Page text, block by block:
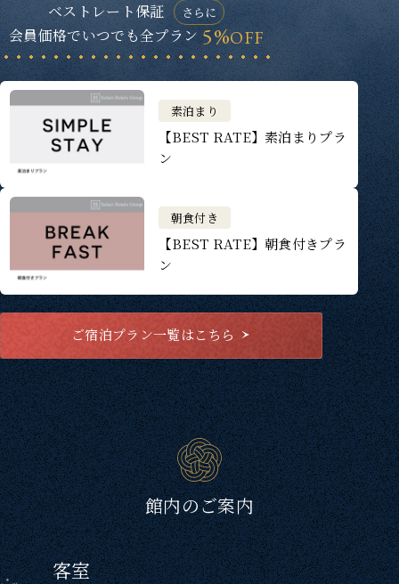
ベストレート保証 さらに
会員価格でいつでも全プラン 5%OFF
素泊まり
【BEST RATE】素泊まりプラ
ン
朝食付き
【BEST RATE】朝食付きプラ
ン
ご宿泊プラン一覧はこちら
館内のご案内
客室